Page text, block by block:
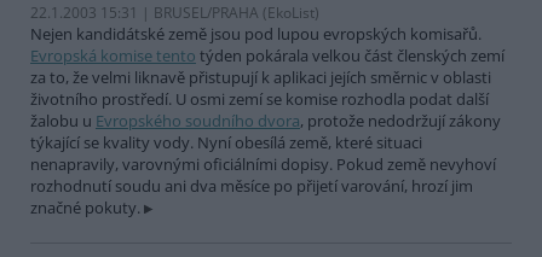
22.1.2003 15:31 | BRUSEL/PRAHA (EkoList)
Nejen kandidátské země jsou pod lupou evropských komisařů.
Evropská komise tento týden pokárala velkou část členských zemí
za to, že velmi liknavě přistupují k aplikaci jejích směrnic v oblasti
životního prostředí. U osmi zemí se komise rozhodla podat další
žalobu u Evropského soudního dvora, protože nedodržují zákony
týkající se kvality vody. Nyní obesílá země, které situaci
nenapravily, varovnými oficiálními dopisy. Pokud země nevyhoví
rozhodnutí soudu ani dva měsíce po přijetí varování, hrozí jim
značné pokuty.